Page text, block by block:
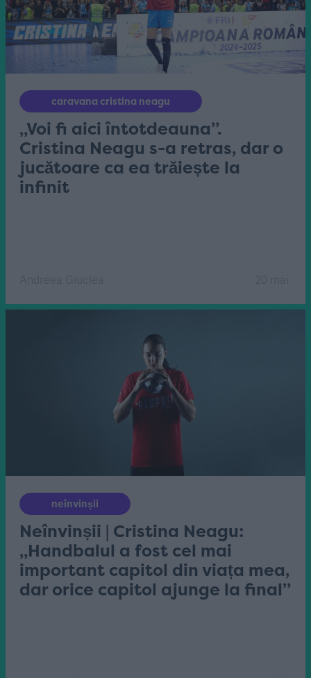
caravana cristina neagu
„Voi fi aici întotdeauna”.
Cristina Neagu s-a retras, dar o
jucătoare ca ea trăiește la
infinit
neînvinșii
Neînvinșii | Cristina Neagu:
„Handbalul a fost cel mai
important capitol din viața mea,
dar orice capitol ajunge la final”